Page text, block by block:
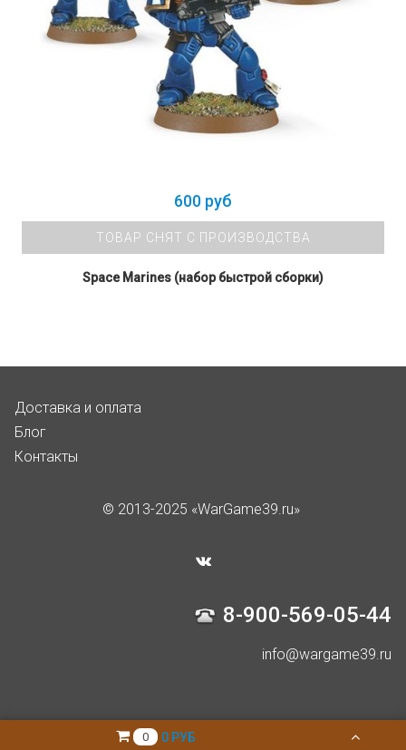
600 руб
ТОВАР СНЯТ С ПРОИЗВОДСТВА
Space Marines (набор быстрой сборки)
Доставка и оплата
Блог
Контакты
© 2013-2025 «WarGame39.ru»
8-900-569-05-44
info@wargame39.ru
0 0 РУБ